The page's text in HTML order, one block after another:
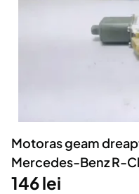
Animale de companie
Afaceri și
Inchiriere Bunuri si
Utilaje agricole si
Piese auto si
Motoras geam
Mercedes-Benz R-
146 lei